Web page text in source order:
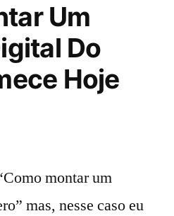
Um
Do
Hoje
montar um
mas, nesse caso eu